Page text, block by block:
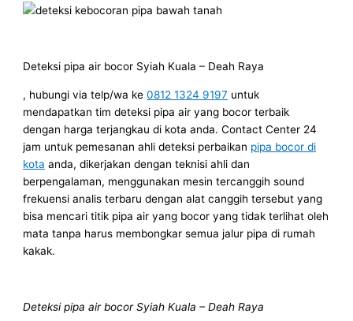
Deteksi pipa air bocor Syiah Kuala – Deah Raya
, hubungi via telp/wa ke0812 1324 9197 untuk
mendapatkan tim deteksi pipa air yang bocor terbaik
dengan harga terjangkau di kota anda. Contact Center 24
jam untuk pemesanan ahli deteksi perbaikan pipa bocor di
kota anda, dikerjakan dengan teknisi ahli dan
berpengalaman, menggunakan mesin tercanggih sound
frekuensi analis terbaru dengan alat canggih tersebut yang
bisa mencari titik pipa air yang bocor yang tidak terlihat oleh
mata tanpa harus membongkar semua jalur pipa di rumah
kakak.
Deteksi pipa air bocor Syiah Kuala – Deah Raya